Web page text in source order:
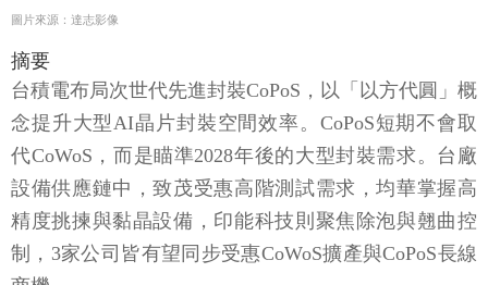
圖片來源：達志影像
摘要
台積電布局次世代先進封裝CoPoS，以「以方代圓」概
念提升大型AI晶片封裝空間效率。CoPoS短期不會取
代CoWoS，而是瞄準2028年後的大型封裝需求。台廠
設備供應鏈中，致茂受惠高階測試需求，均華掌握高
精度挑揀與黏晶設備，印能科技則聚焦除泡與翹曲控
制，3家公司皆有望同步受惠CoWoS擴產與CoPoS長線